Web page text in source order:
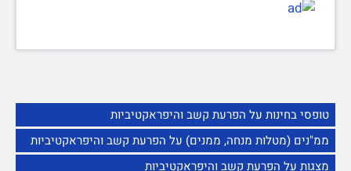
טופסי בחינות על הפרעת קשב והיפראקטיביות
ממ"נים (מטלות מנחה, ממנים) על הפרעת קשב והיפראקטיביות
מצגות על הפרעת קשב והיפראקטיביות